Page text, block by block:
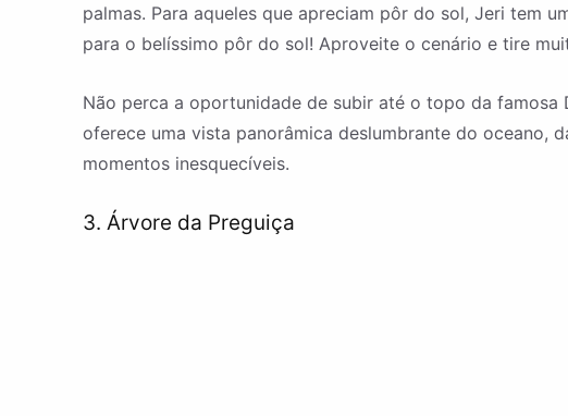
palmas. Para aqueles que apreciam pôr do sol, Jeri tem
para o belíssimo pôr do sol! Aproveite o cenário e tire
Não perca a oportunidade de subir até o topo da famosa
oferece uma vista panorâmica deslumbrante do oceano,
momentos inesquecíveis.
3. Árvore da Preguiça